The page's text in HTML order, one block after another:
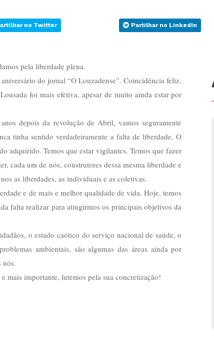
no Twitter Partilhar no LinkedIn
pela liberdade plena.
do jornal “O Louzadense”. Coincidência feliz.
foi mais efetiva, apesar de muito ainda estar por
depois da revolução de Abril, vamos seguramente
tinha sentido verdadeiramente a falta de liberdade. O
adquirido. Temos que estar vigilantes. Temos que fazer
cada um de nós, construtores dessa mesma liberdade e
as liberdades, as individuais e as coletivas.
e de mais e melhor qualidade de vida. Hoje, temos
falta realizar para atingirmos os principais objetivos da
o estado caótico do serviço nacional de saúde, o
ambientais, são algumas das áreas ainda por
nós.
mais importante, lutemos pela sua concretização!